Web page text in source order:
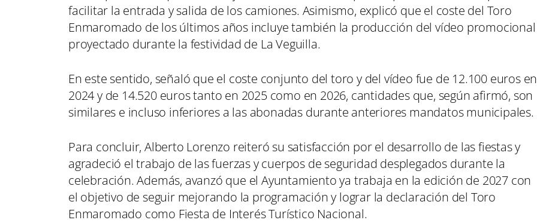
facilitar la entrada y salida de los camiones. Asimismo, explicó que el coste del Toro
Enmaromado de los últimos años incluye también la producción del vídeo promocional
proyectado durante la festividad de La Veguilla.
En este sentido, señaló que el coste conjunto del toro y del vídeo fue de 12.100 euros en
2024 y de 14.520 euros tanto en 2025 como en 2026, cantidades que, según afirmó, son
similares e incluso inferiores a las abonadas durante anteriores mandatos municipales.
Para concluir, Alberto Lorenzo reiteró su satisfacción por el desarrollo de las fiestas y
agradeció el trabajo de las fuerzas y cuerpos de seguridad desplegados durante la
celebración. Además, avanzó que el Ayuntamiento ya trabaja en la edición de 2027 con
el objetivo de seguir mejorando la programación y lograr la declaración del Toro
Enmaromado como Fiesta de Interés Turístico Nacional.